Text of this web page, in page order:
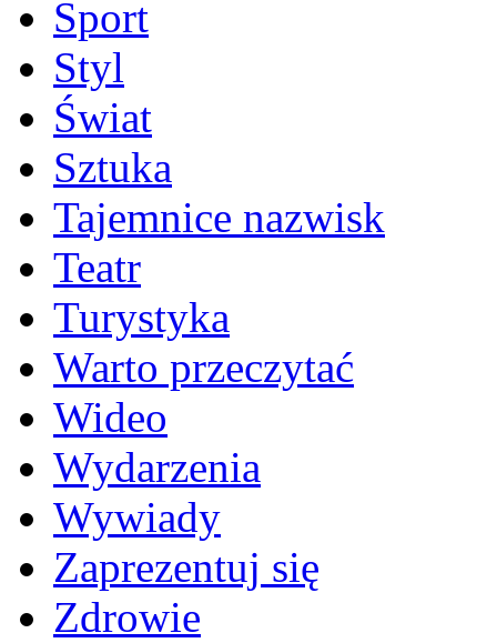
Sport
Styl
Świat
Sztuka
Tajemnice nazwisk
Teatr
Turystyka
Warto przeczytać
Wideo
Wydarzenia
Wywiady
Zaprezentuj się
Zdrowie